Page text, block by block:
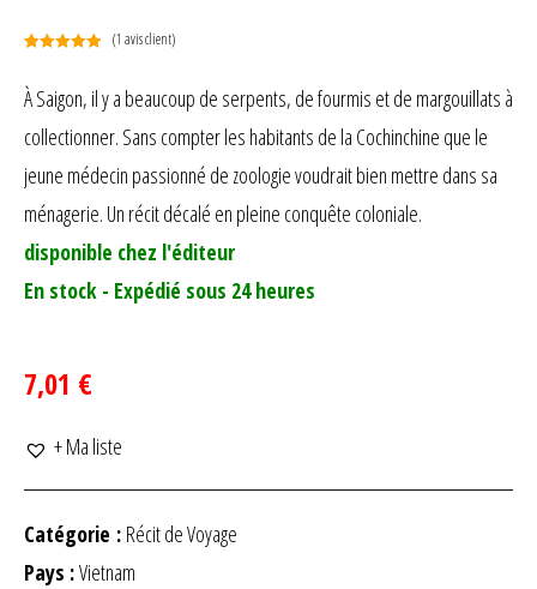
sur 5
basé sur
notation
(1 avis client)
À Saigon, il y a beaucoup de serpents, de fourmis et de margouillats à
collectionner. Sans compter les habitants de la Cochinchine que le
jeune médecin passionné de zoologie voudrait bien mettre dans sa
ménagerie. Un récit décalé en pleine conquête coloniale.
disponible chez l'éditeur
En stock - Expédié sous 24 heures
7,01 €
+ Ma liste
Catégorie : Récit de Voyage
Pays :Vietnam